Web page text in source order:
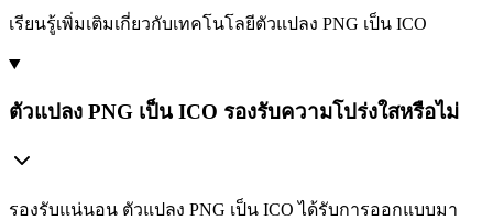
เรียนรู้เพิ่มเติมเกี่ยวกับเทคโนโลยีตัวแปลง PNG เป็น ICO
ตัวแปลง PNG เป็น ICO รองรับความโปร่งใสหรือไม่
รองรับแน่นอน ตัวแปลง PNG เป็น ICO ได้รับการออกแบบมา